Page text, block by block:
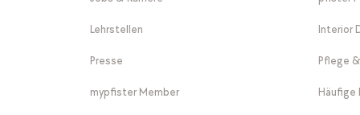
Lehrstellen
Presse
mypfister Member
Interior
Pflege
Häufige